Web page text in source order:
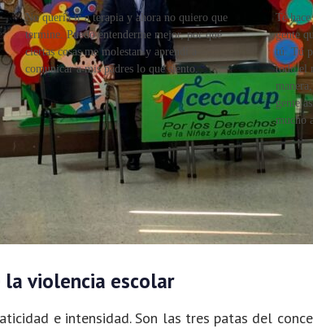
violencia escolar
e intensidad. Son las tres patas del
No quería ir a terapia y ahora no quiero que
termine. Puedo entenderme mejor, por qué
ciertas cosas me molestan y aprendí a
comunicar a mis padres lo que siento.
Te
gente
tú. Tú
todo el
gente
mucho